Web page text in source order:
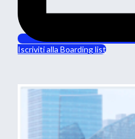
Iscriviti alla Boarding list